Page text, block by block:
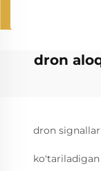
dron
dron